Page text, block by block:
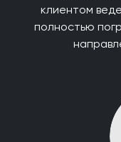
клиентом
полностью